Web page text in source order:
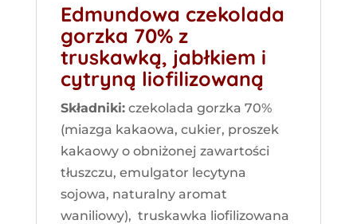
Edmundowa czekolada
gorzka 70% z
truskawką, jabłkiem i
cytryną liofilizowaną
Składniki:czekolada gorzka 70%
(miazga kakaowa, cukier, proszek
kakaowy o obniżonej zawartości
tłuszczu, emulgator lecytyna
sojowa, naturalny aromat
waniliowy), truskawka liofilizowana